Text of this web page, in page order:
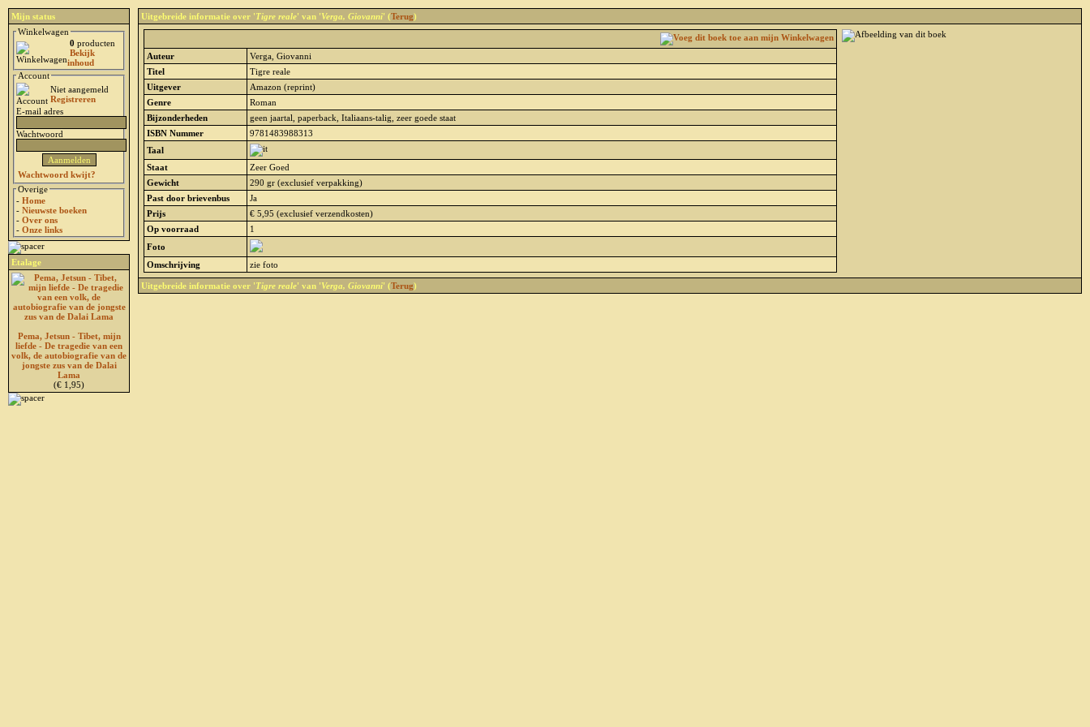
Mijn status
Winkelwagen
0 producten
Bekijk
inhoud
Account
Niet aangemeld
Registreren
E-mail adres
Wachtwoord
Wachtwoord kwijt?
Overige
- Home
- Nieuwste boeken
- Over ons
- Onze links
Etalage
Pema, Jetsun - Tibet, mijn
liefde - De tragedie van een
volk, de autobiografie van de
jongste zus van de Dalai
Lama
(€ 1,95)
Uitgebreide informatie over 'Tigre reale' van 'Verga, Giovanni' (Terug)
Auteur
Verga, Giovanni
Titel
Tigre reale
Uitgever
Amazon (reprint)
Genre
Roman
Bijzonderheden
geen jaartal, paperback, Italiaans-talig, zeer goede staat
ISBN Nummer
9781483988313
Taal
Staat
Zeer Goed
Gewicht
290 gr (exclusief verpakking)
Past door brievenbus
Ja
Prijs
€ 5,95 (exclusief verzendkosten)
Op voorraad
1
Foto
Omschrijving
zie foto
Uitgebreide informatie over 'Tigre reale' van 'Verga, Giovanni' (Terug)